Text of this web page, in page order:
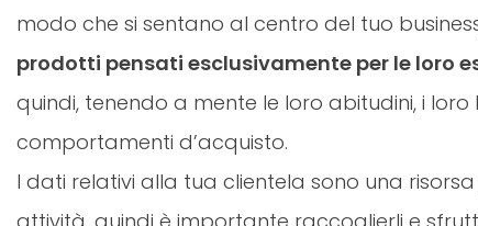
modo che si sentano al centro del tuo
prodotti pensati esclusivamente per le loro
quindi, tenendo a mente le loro abitudini, i loro
comportamenti d’acquisto.
I dati relativi alla tua clientela sono una